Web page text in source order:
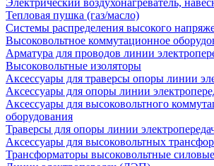
Электрический воздухонагреватель,
Тепловая пушка (газ/масло)
Системы распределения высокого
Высоковольтное коммутационное
Арматура для проводов линии
Высоковольтные изоляторы
Аксессуары для траверсы опоры линии
Аксессуары для опоры линии
Аксессуары для высоковольтного
оборудования
Траверсы для опоры линии
Аксессуары для высоковольтных
Трансформаторы высоковольтные силовые